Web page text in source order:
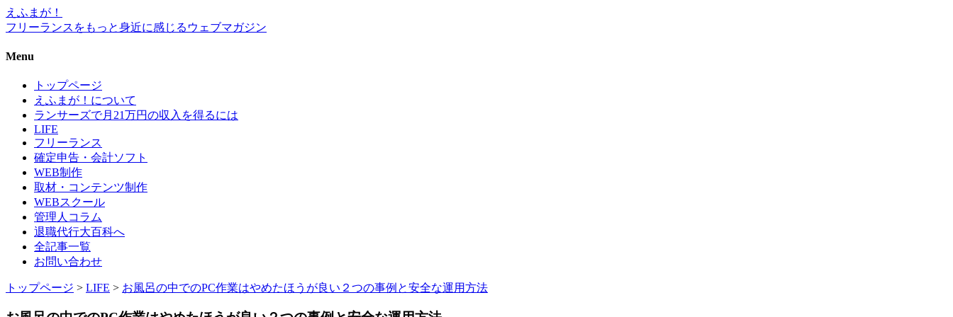
えふまが！
フリーランスをもっと身近に感じるウェブマガジン
Menu
トップページ
えふまが！について
ランサーズで月21万円の収入を得るには
LIFE
フリーランス
確定申告・会計ソフト
WEB制作
取材・コンテンツ制作
WEBスクール
管理人コラム
退職代行大百科へ
全記事一覧
お問い合わせ
トップページ > LIFE > お風呂の中でのPC作業はやめたほうが良い２つの事例と安全な運用方法